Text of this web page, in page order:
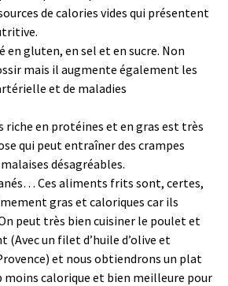
de calories vides qui présentent
en gluten, en sel et en sucre. Non
mais il augmente également les
et de maladies
riche en protéines et en gras est très
qui peut entraîner des crampes
désagréables.
Ces aliments frits sont, certes,
gras et caloriques car ils
peut très bien cuisiner le poulet et
(Avec un filet d’huile d’olive et
et nous obtiendrons un plat
moins calorique et bien meilleure pour